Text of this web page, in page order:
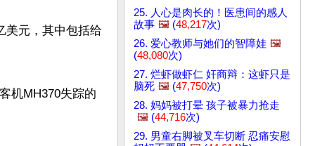
美元，其中包括给
机MH370失踪的
25. 人心是肉长的！医患间的感人
故事 🖼️ (48,217次)
26. 爱心教师与她们的智障娃 🖼️
(48,080次)
27. 烂虾做虾仁 奸商辩：这虾只是
脑死 🖼️ (47,750次)
28. 妈妈被打晕 孩子被暴力抢走
🖼️ (44,716次)
29. 男童右脚被叉车切断 忍痛安慰